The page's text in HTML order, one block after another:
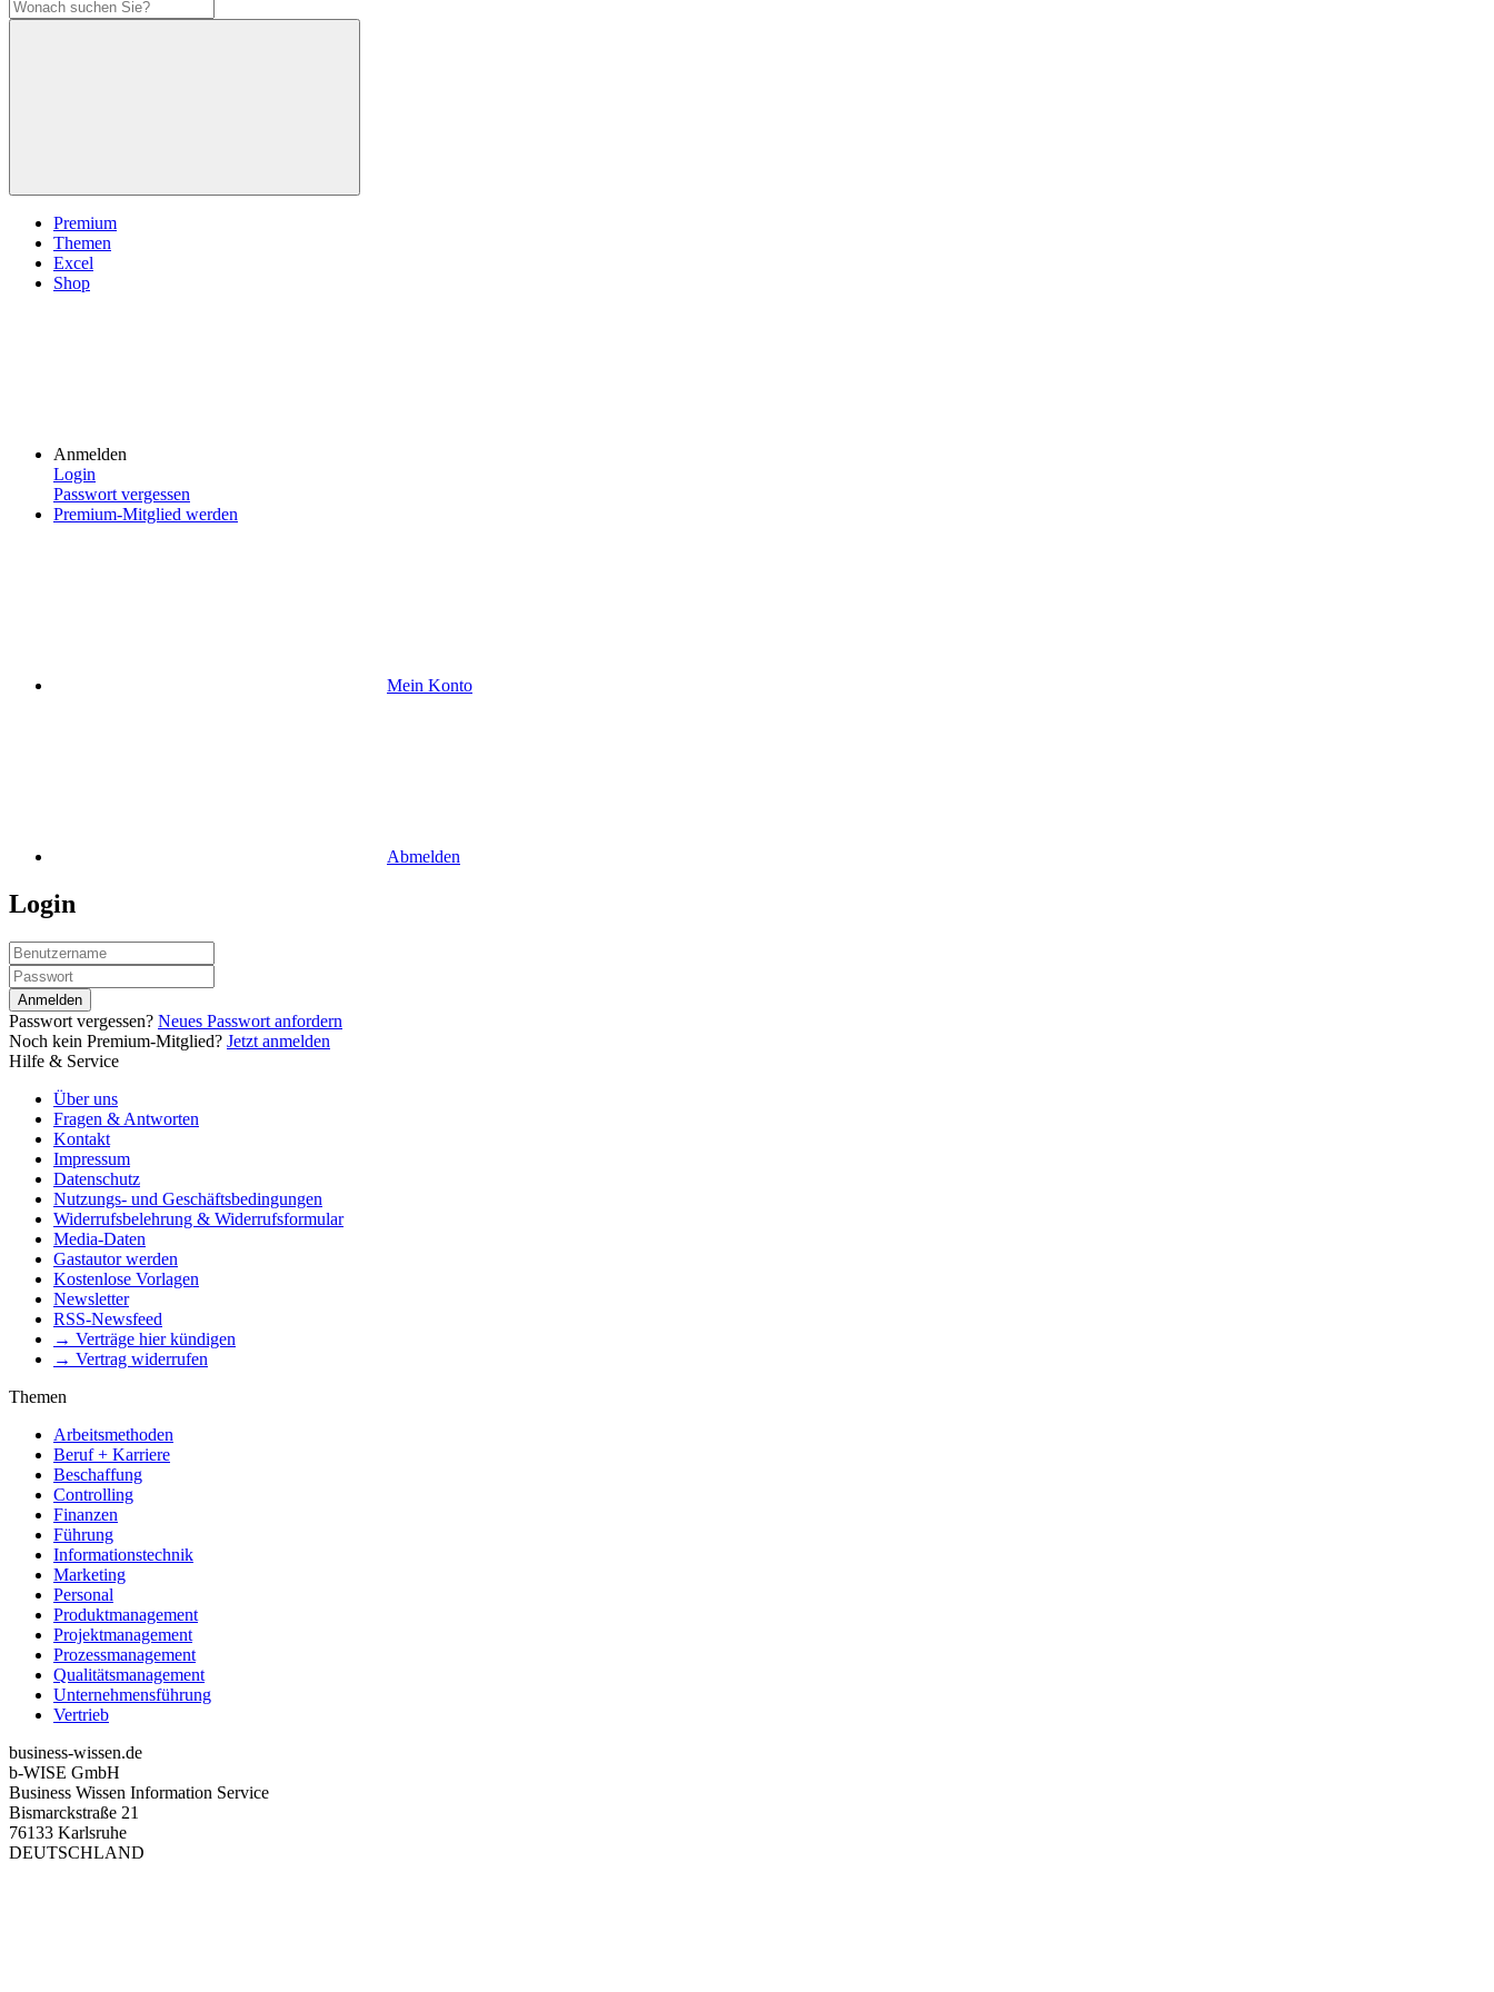
Premium
Themen
Excel
Shop
Anmelden
Login
Passwort vergessen
Premium-Mitglied werden
Mein Konto
Abmelden
Login
Anmelden
Passwort vergessen? Neues Passwort anfordern
Noch kein Premium-Mitglied? Jetzt anmelden
Hilfe & Service
Über uns
Fragen & Antworten
Kontakt
Impressum
Datenschutz
Nutzungs- und Geschäftsbedingungen
Widerrufsbelehrung & Widerrufsformular
Media-Daten
Gastautor werden
Kostenlose Vorlagen
Newsletter
RSS-Newsfeed
→ Verträge hier kündigen
→ Vertrag widerrufen
Themen
Arbeitsmethoden
Beruf + Karriere
Beschaffung
Controlling
Finanzen
Führung
Informationstechnik
Marketing
Personal
Produktmanagement
Projektmanagement
Prozessmanagement
Qualitätsmanagement
Unternehmensführung
Vertrieb
business-wissen.de
b-WISE GmbH
Business Wissen Information Service
Bismarckstraße 21
76133 Karlsruhe
DEUTSCHLAND